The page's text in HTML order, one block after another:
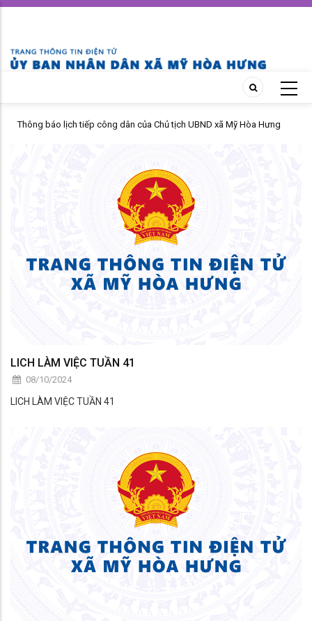
Skip
content
Thông báo lịch tiếp công dân của Chủ tịch UBND xã Mỹ Hòa Hưng
LICH LÀM VIỆC TUẦN 41
08/10/2024
LICH LÀM VIỆC TUẦN 41